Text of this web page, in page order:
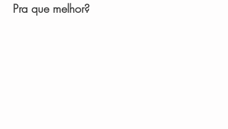
Pra que melhor?